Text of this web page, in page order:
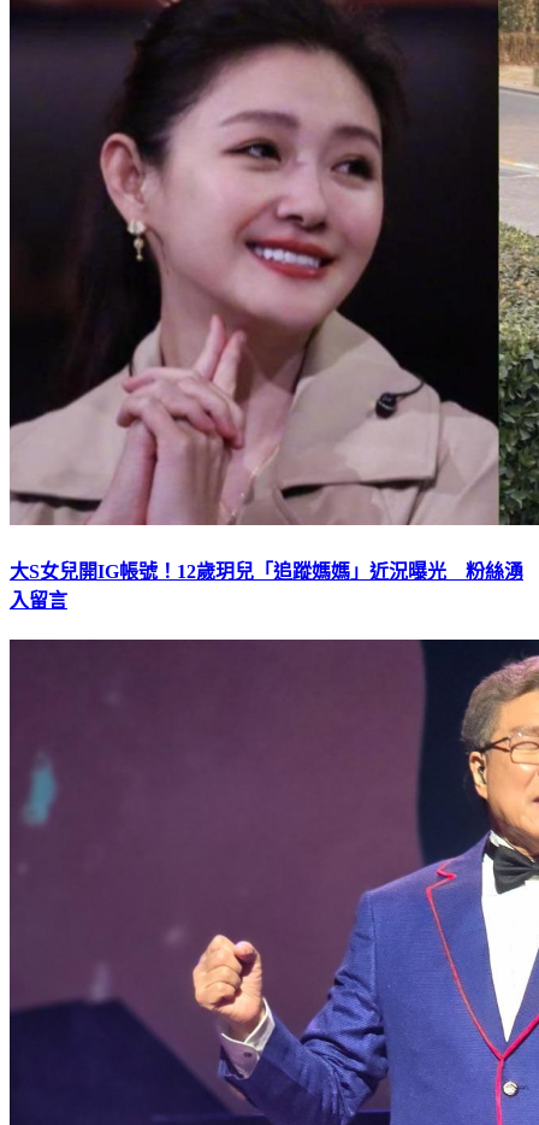
大S女兒開IG帳號！12歲玥兒「追蹤媽媽」近況曝光 粉絲湧
入留言